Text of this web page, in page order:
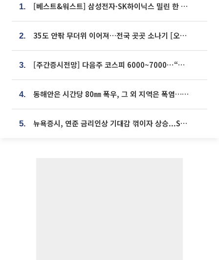
1. [베스트&워스트] 삼성전자·SK하이닉스 밀린 한 주…상상인증권은 85% 급등
2. 35도 안팎 무더위 이어져…전국 곳곳 소나기 [오늘 날씨]
3. [주간증시전망] 다음주 코스피 6000~7000⋯“外人 수급은 정책이 변수”
4. 동해안은 시간당 80㎜ 폭우, 그 외 지역은 폭염…‘극과 극 날씨’
5. 뉴욕증시, 연준 금리인상 기대감 꺾이자 상승...S&P500 사상 최고치 [종합]